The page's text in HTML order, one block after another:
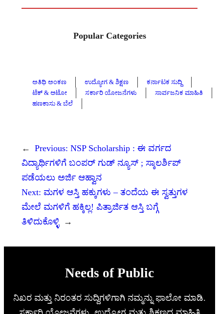
Popular Categories
ಅತಿಥಿ ಅಂಕಣ ಉದ್ಯೋಗ & ಶಿಕ್ಷಣ
ಕರ್ನಾಟಕ ಸುದ್ದಿ
ಟೆಕ್ & ಆಟೋ
ಸರ್ಕಾರಿ ಯೋಜನೆಗಳು
ಸಾರ್ವಜನಿಕ ಮಾಹಿತಿ
ಹಣಕಾಸು & ಬೆಲೆ
← Previous: NSP Scholarship : ಈ ವರ್ಗದ
ವಿದ್ಯಾರ್ಥಿಗಳಿಗೆ ಬಂಪರ್ ಗುಡ್ ನ್ಯೂಸ್ ; ಸ್ಕಾಲರ್ಶಿಪ್
ಪಡೆಯಲು ಅರ್ಜಿ ಆಹ್ವಾನ
Next: ಮಗಳ ಆಸ್ತಿ ಹಕ್ಕುಗಳು – ತಂದೆಯ ಈ ಸ್ವತ್ತುಗಳ
ಮೇಲೆ ಮಗಳಿಗೆ ಹಕ್ಕಿಲ್ಲ! ಪಿತ್ರಾರ್ಜಿತ ಆಸ್ತಿ ಬಗ್ಗೆ
ತಿಳಿದುಕೊಳ್ಳಿ →
Needs of Public
ನಿಖರ ಮತ್ತು ನಿರಂತರ ಸುದ್ದಿಗಳಿಗಾಗಿ ನಮ್ಮನ್ನು ಫಾಲೋ ಮಾಡಿ.